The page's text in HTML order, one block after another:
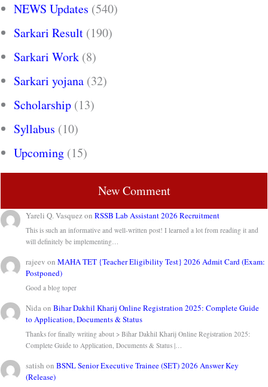
NEWS Updates (540)
Sarkari Result (190)
Sarkari Work (8)
Sarkari yojana (32)
Scholarship (13)
Syllabus (10)
Upcoming (15)
New Comment
Yareli Q. VasquezonRSSB Lab Assistant 2026 Recruitment
This is such an informative and well-written post! I learned a lot from reading it and
will definitely be implementing…
rajeev onMAHA TET {Teacher Eligibility Test} 2026 Admit Card (Exam:
Postponed)
Good a blog toper
NidaonBihar Dakhil Kharij Online Registration 2025: Complete Guide
to Application, Documents & Status
Thanks for finally writing about > Bihar Dakhil Kharij Online Registration 2025:
Complete Guide to Application, Documents & Status |…
satish onBSNL Senior Executive Trainee (SET) 2026 Answer Key
(Release)